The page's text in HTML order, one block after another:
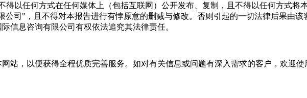
以任何方式在任何媒体上（包括互联网）公开发布、复制，且不得以任何方式将
司"，且不得对本报告进行有悖原意的删减与修改。否则引起的一切法律后果由
信息咨询有限公司有权依法追究其法律责任。
站，以便获得全程优质完善服务。如对有关信息或问题有深入需求的客户，欢迎使